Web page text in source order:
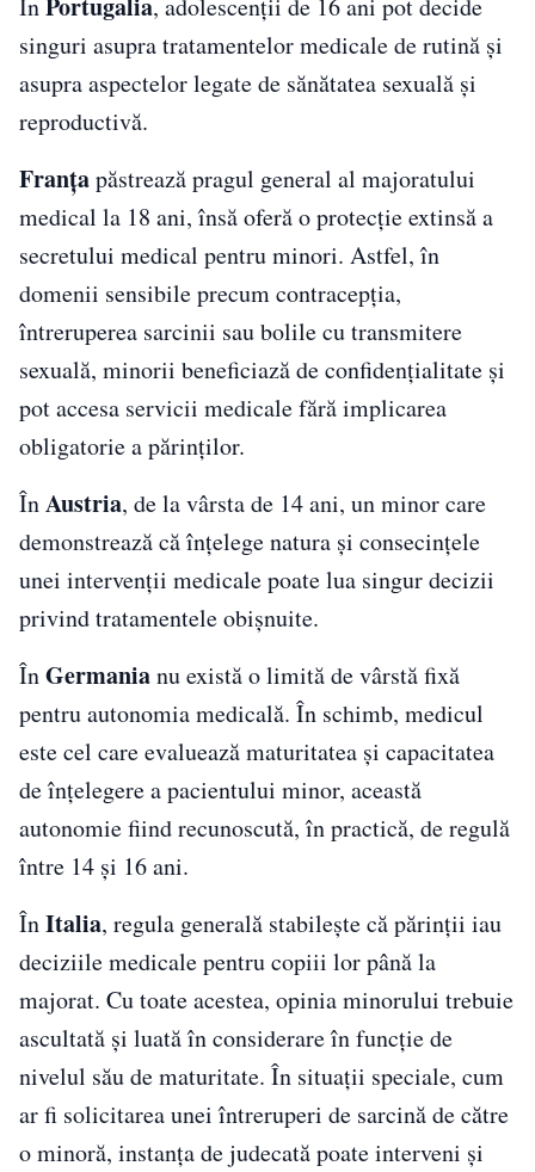
singuri asupra tratamentelor medicale de rutină și
asupra aspectelor legate de sănătatea sexuală și
reproductivă.
Franțapăstrează pragul general al majoratului
medical la 18 ani, însă oferă o protecție extinsă a
secretului medical pentru minori. Astfel, în
domenii sensibile precum contracepția,
întreruperea sarcinii sau bolile cu transmitere
sexuală, minorii beneficiază de confidențialitate și
pot accesa servicii medicale fără implicarea
obligatorie a părinților.
ÎnAustria, de la vârsta de 14 ani, un minor care
demonstrează că înțelege natura și consecințele
unei intervenții medicale poate lua singur decizii
privind tratamentele obișnuite.
ÎnGermanianu există o limită de vârstă fixă
pentru autonomia medicală. În schimb, medicul
este cel care evaluează maturitatea și capacitatea
de înțelegere a pacientului minor, această
autonomie fiind recunoscută, în practică, de regulă
între 14 și 16 ani.
ÎnItalia, regula generală stabilește că părinții iau
deciziile medicale pentru copiii lor până la
majorat. Cu toate acestea, opinia minorului trebuie
ascultată și luată în considerare în funcție de
nivelul său de maturitate. În situații speciale, cum
ar fi solicitarea unei întreruperi de sarcină de către
o minoră, instanța de judecată poate interveni și